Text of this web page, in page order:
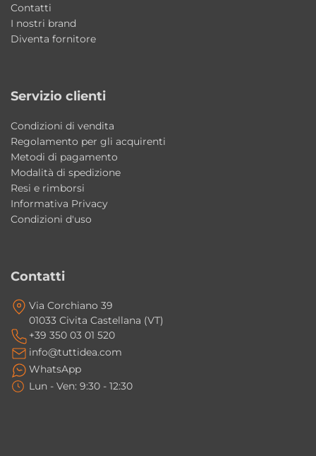
Perché scegliere il lavabo Wynn Grafika 4
Colavene
costruttiva e versatilità di installazione. Ideale
stile moderno e distintivo.
Il lavabo può essere installato sospeso?
Sì, il lavabo Wynn Grafika 4 può essere
installato sia sospeso sia da appoggio.
La vasca è abbastanza profonda per un
utilizzo pratico?
Sì, la vasca interna profonda circa 19 cm offre
praticità e comfort nell’utilizzo quotidiano.
Contatti
I nostri brand
Diventa fornitore
Servizio clienti
Condizioni di vendita
Regolamento per gli acquirenti
Metodi di pagamento
Modalità di spedizione
Resi e rimborsi
Informativa Privacy
Condizioni d'uso
Contatti
Via Corchiano 39
01033 Civita Castellana (VT)
+39 350 03 01 520
info@tuttidea.com
WhatsApp
Lun - Ven: 9:30 - 12:30